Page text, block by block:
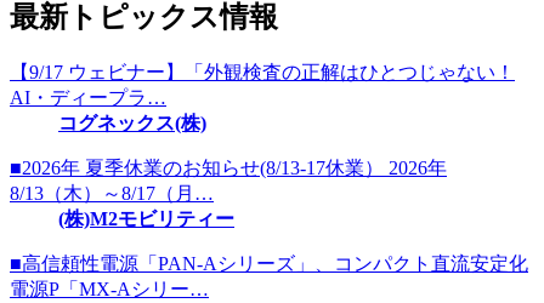
最新トピックス情報
【9/17 ウェビナー】「外観検査の正解はひとつじゃない！
AI・ディープラ…
コグネックス(株)
■2026年 夏季休業のお知らせ(8/13-17休業） 2026年
8/13（木）～8/17（月…
(株)M2モビリティー
■高信頼性電源「PAN-Aシリーズ」、コンパクト直流安定化
電源P「MX-Aシリー…